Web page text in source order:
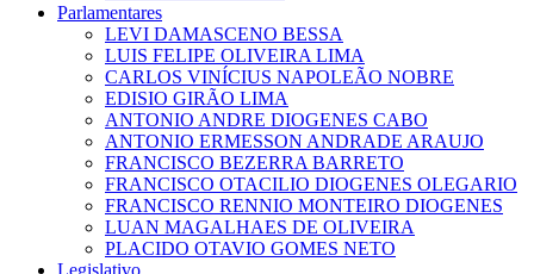
Parlamentares
LEVI DAMASCENO BESSA
LUIS FELIPE OLIVEIRA LIMA
CARLOS VINÍCIUS NAPOLEÃO NOBRE
EDISIO GIRÃO LIMA
ANTONIO ANDRE DIOGENES CABO
ANTONIO ERMESSON ANDRADE ARAUJO
FRANCISCO BEZERRA BARRETO
FRANCISCO OTACILIO DIOGENES OLEGARIO
FRANCISCO RENNIO MONTEIRO DIOGENES
LUAN MAGALHAES DE OLIVEIRA
PLACIDO OTAVIO GOMES NETO
Legislativo